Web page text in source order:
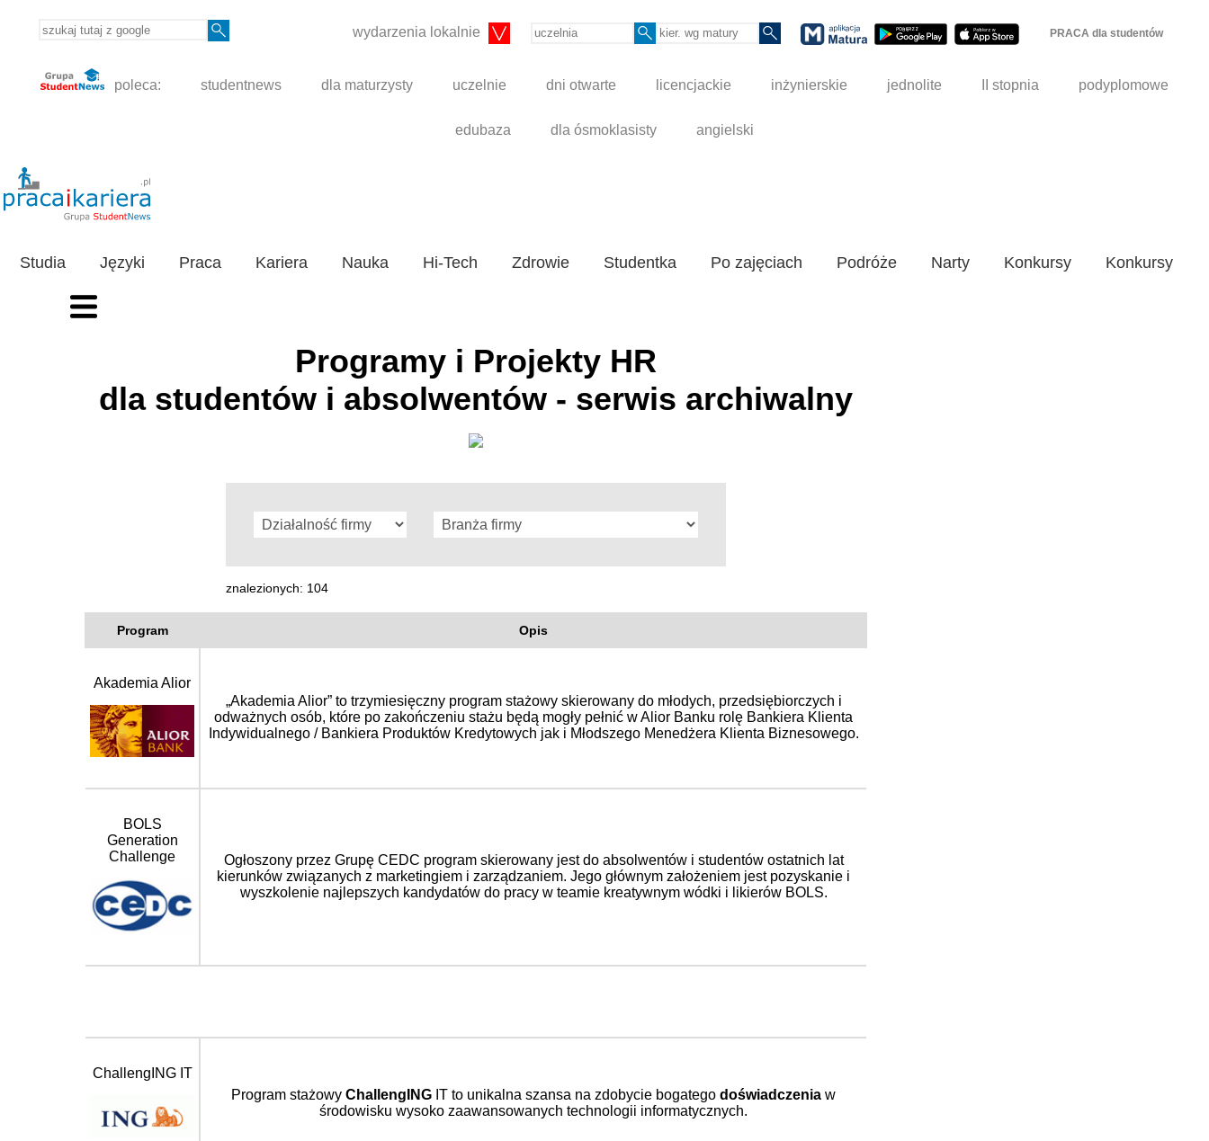
wydarzenia lokalnie PRACA dla studentów
poleca: studentnews dla maturzysty uczelnie dni otwarte licencjackie inżynierskie jednolite II stopnia podyplomowe
edubaza dla ósmoklasisty angielski
Studia Języki Praca Kariera Nauka Hi-Tech Zdrowie Studentka Po zajęciach Podróże Narty Konkursy Konkursy
Programy i Projekty HR
dla studentów i absolwentów - serwis archiwalny
znalezionych: 104
Program Opis
Akademia Alior
„Akademia Alior” to trzymiesięczny program stażowy skierowany do młodych, przedsiębiorczych i
odważnych osób, które po zakończeniu stażu będą mogły pełnić w Alior Banku rolę Bankiera Klienta
Indywidualnego / Bankiera Produktów Kredytowych jak i Młodszego Menedżera Klienta Biznesowego.
BOLS
Generation
Challenge
Ogłoszony przez Grupę CEDC program skierowany jest do absolwentów i studentów ostatnich lat
kierunków związanych z marketingiem i zarządzaniem. Jego głównym założeniem jest pozyskanie i
wyszkolenie najlepszych kandydatów do pracy w teamie kreatywnym wódki i likierów BOLS.
ChallengING IT
Program stażowy ChallengING IT to unikalna szansa na zdobycie bogatego doświadczenia w
środowisku wysoko zaawansowanych technologii informatycznych.